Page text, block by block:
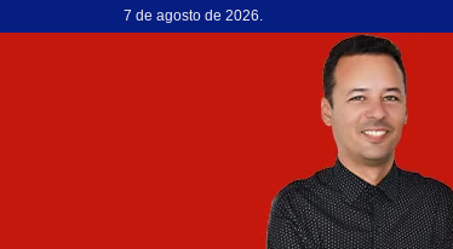
7 de agosto de 2026.